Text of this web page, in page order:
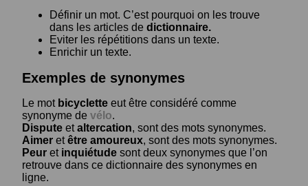
Définir un mot. C’est pourquoi on les trouve
dans les articles de dictionnaire.
Eviter les répétitions dans un texte.
Enrichir un texte.
Exemples de synonymes
Le mot bicyclette eut être considéré comme
synonyme de vélo.
Dispute etaltercation, sont des mots synonymes.
Aimer etêtre amoureux, sont des mots synonymes.
Peur et inquiétude sont deux synonymes que l’on
retrouve dans ce dictionnaire des synonymes en
ligne.